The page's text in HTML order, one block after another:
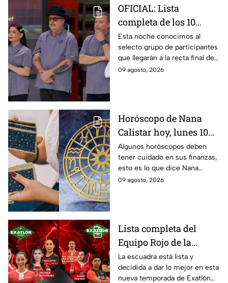
OFICIAL: Lista
completa de los 10
mejores cocineros de
MasterChef 24/7 rumbo
a la Gran Final
Esta noche conocimos al
selecto grupo de participantes
que llegarán a la recta final de
MasterChef 24/7.
09 agosto, 2026
Horóscopo de Nana
Calistar hoy, lunes 10
de agosto para cada
signo; deben tener
cuidado con sus
finanzas y evitar los
Algunos horóscopos deben
tener cuidado en sus finanzas,
esto es lo que dice Nana
Calistar en sus predicciones
09 agosto, 2026
Lista completa del
Equipo Rojo de la
décima Temporada de
Exatlón México
La escuadra está lista y
decidida a dar lo mejor en esta
nueva temporada de Exatlón